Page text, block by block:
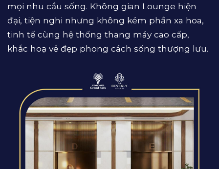
mọi nhu cầu sống. Không gian Lounge hiện
đại, tiện nghi nhưng không kém phần xa hoa,
tinh tế cùng hệ thống thang máy cao cấp,
khắc hoạ vẻ đẹp phong cách sống thượng lưu.